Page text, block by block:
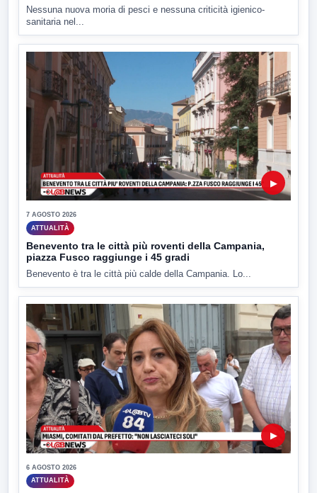
Nessuna nuova moria di pesci e nessuna criticità igienico-
sanitaria nel...
▶
7 AGOSTO 2026
ATTUALITÀ
Benevento tra le città più roventi della Campania,
piazza Fusco raggiunge i 45 gradi
Benevento è tra le città più calde della Campania. Lo...
▶
6 AGOSTO 2026
ATTUALITÀ